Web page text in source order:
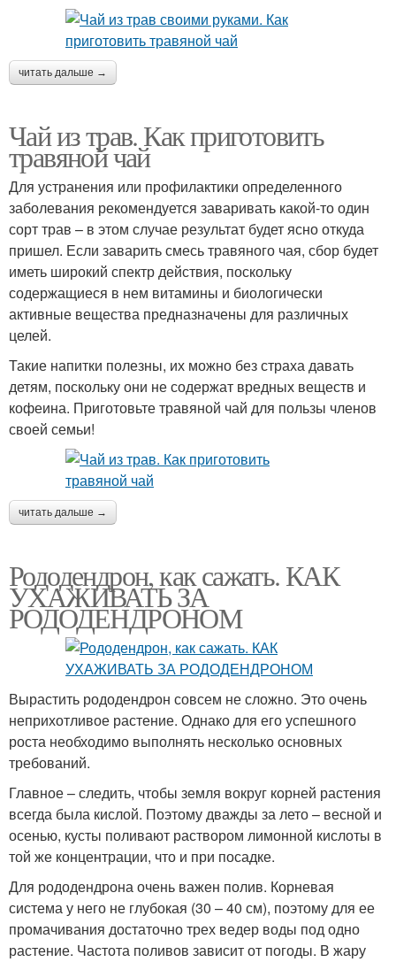
читать дальше →
Чай из трав. Как приготовить
травяной чай
Для устранения или профилактики определенного
заболевания рекомендуется заваривать какой-то один
сорт трав – в этом случае результат будет ясно откуда
пришел. Если заварить смесь травяного чая, сбор будет
иметь широкий спектр действия, поскольку
содержащиеся в нем витамины и биологически
активные вещества предназначены для различных
целей.
Такие напитки полезны, их можно без страха давать
детям, поскольку они не содержат вредных веществ и
кофеина. Приготовьте травяной чай для пользы членов
своей семьи!
читать дальше →
Рододендрон, как сажать. КАК
УХАЖИВАТЬ ЗА
РОДОДЕНДРОНОМ
Вырастить рододендрон совсем не сложно. Это очень
неприхотливое растение. Однако для его успешного
роста необходимо выполнять несколько основных
требований.
Главное – следить, чтобы земля вокруг корней растения
всегда была кислой. Поэтому дважды за лето – весной и
осенью, кусты поливают раствором лимонной кислоты в
той же концентрации, что и при посадке.
Для рододендрона очень важен полив. Корневая
система у него не глубокая (30 – 40 см), поэтому для ее
промачивания достаточно трех ведер воды под одно
растение. Частота поливов зависит от погоды. В жару